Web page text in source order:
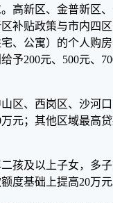
高新区、金普新区
补贴政策与市内四
、公寓）的个人购
予200元、500元、
区、西岗区、沙河
元；其他区域最高
孩及以上子女，多
度基础上提高20万